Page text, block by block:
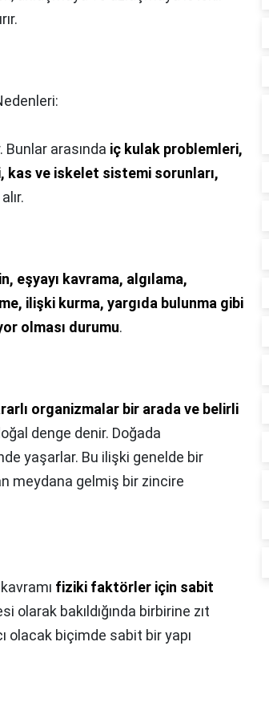
Bunlar arasında iç kulak problemleri,
kas ve iskelet sistemi sorunları,
eşyayı kavrama, algılama,
ilişki kurma, yargıda bulunma gibi
olması durumu.
organizmalar bir arada ve belirli
denge denir. Doğada
yaşarlar. Bu ilişki genelde bir
meydana gelmiş bir zincire
fiziki faktörler için sabit
olarak bakıldığında birbirine zıt
olacak biçimde sabit bir yapı